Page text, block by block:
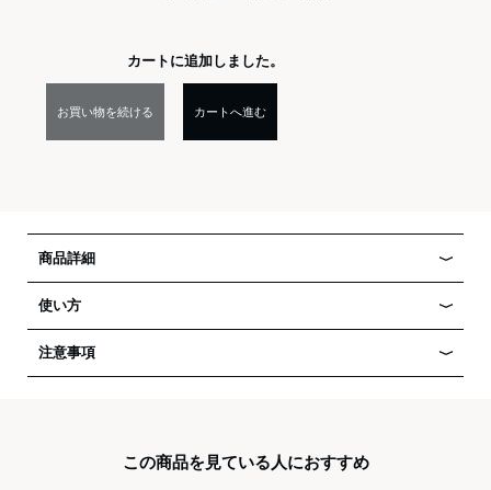
カートに追加しました。
お買い物を続ける カートへ進む
商品詳細
使い方
注意事項
この商品を見ている人におすすめ